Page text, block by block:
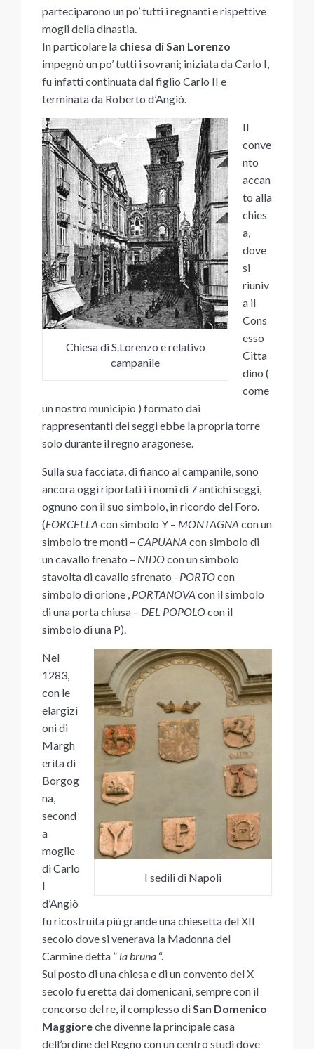
parteciparono un po’ tutti i regnanti e rispettive
mogli della dinastia.
In particolare la chiesa di San Lorenzo
impegnò un po’ tutti i sovrani; iniziata da Carlo I,
fu infatti continuata dal figlio Carlo II e
terminata da Roberto d’Angiò.
Chiesa di S.Lorenzo e relativo
campanile
Il
conve
nto
accan
to alla
chies
a,
dove
si
riuniv
a il
Cons
esso
Citta
dino (
come
un nostro municipio ) formato dai
rappresentanti dei seggi ebbe la propria torre
solo durante il regno aragonese.
Sulla sua facciata, di fianco al campanile, sono
ancora oggi riportati i i nomi di 7 antichi seggi,
ognuno con il suo simbolo, in ricordo del Foro.
(FORCELLA con simbolo Y – MONTAGNA con un
simbolo tre monti – CAPUANA con simbolo di
un cavallo frenato – NIDOcon un simbolo
stavolta di cavallo sfrenato –PORTOcon
simbolo di orione , PORTANOVA con il simbolo
di una porta chiusa – DEL POPOLOcon il
simbolo di una P).
I sedili di Napoli
Nel
1283,
con le
elargizi
oni di
Margh
erita di
Borgog
na,
second
a
moglie
di Carlo
I
d’Angiò
fu ricostruita più grande una chiesetta del XII
secolo dove si venerava la Madonna del
Carmine detta ” la bruna “.
Sul posto di una chiesa e di un convento del X
secolo fu eretta dai domenicani, sempre con il
concorso del re, il complesso diSan Domenico
Maggioreche divenne la principale casa
dell’ordine del Regno con un centro studi dove